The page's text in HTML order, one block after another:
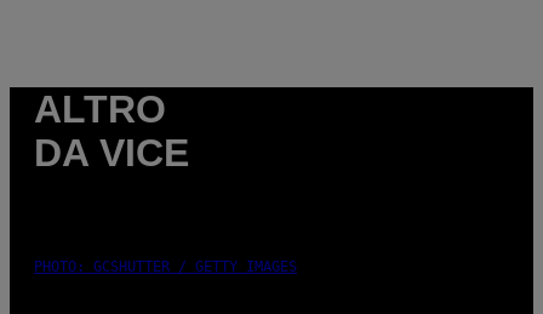
ALTRO
DA VICE
PHOTO: GCSHUTTER / GETTY IMAGES